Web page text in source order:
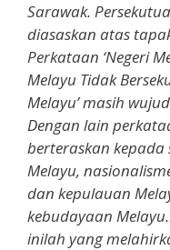
Sarawak.
diasaskan atas
Perkataan ‘Negeri
Melayu Tidak
Melayu’ masih
Dengan lain
berteraskan kepada
Melayu,
dan kepulauan
kebudayaan
inilah yang